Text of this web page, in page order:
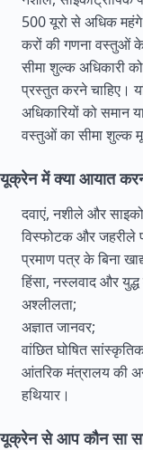
500 यूरो से अधिक महंगे
करों की गणना वस्तुओं
सीमा शुल्क अधिकारी
प्रस्तुत करने चाहिए।
अधिकारियों को समान
वस्तुओं का सीमा शुल्क
यूक्रेन में क्या आयात
दवाएं, नशीले और
विस्फोटक और जहरीले
प्रमाण पत्र के बिना
हिंसा, नस्लवाद और युद्ध
अश्लीलता;
अज्ञात जानवर;
वांछित घोषित
आंतरिक मंत्रालय की
हथियार।
यूक्रेन से आप कौन सा